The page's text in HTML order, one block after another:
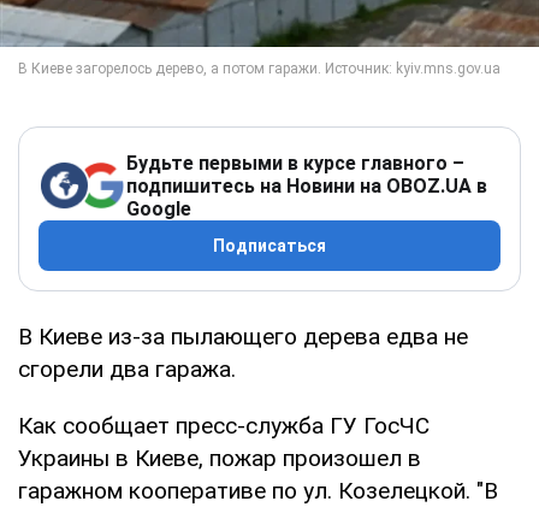
Будьте первыми в курсе главного –
подпишитесь на Новини на OBOZ.UA в
Google
Подписаться
В Киеве из-за пылающего дерева едва не
сгорели два гаража.
Как сообщает пресс-служба ГУ ГосЧС
Украины в Киеве, пожар произошел в
гаражном кооперативе по ул. Козелецкой. "В